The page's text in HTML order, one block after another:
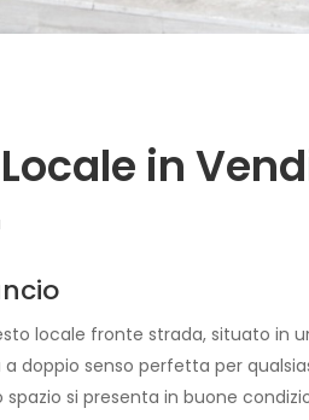
in
locale fronte strada, situato in
a doppio senso perfetta per
si presenta in buone